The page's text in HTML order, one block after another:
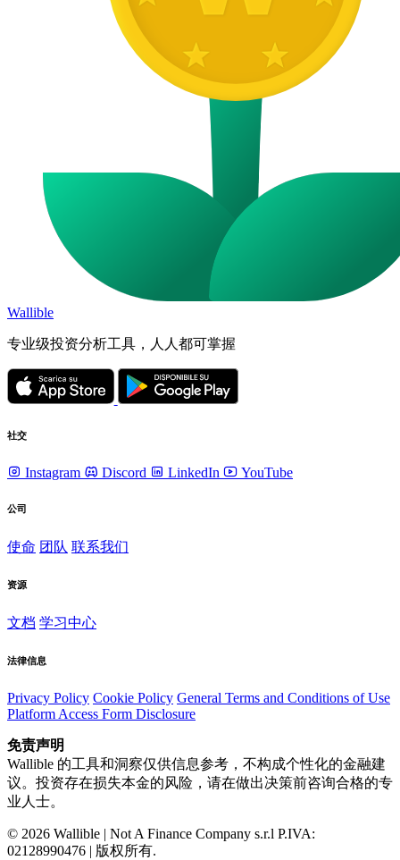
Wallible
专业级投资分析工具，人人都可掌握
社交
Instagram Discord LinkedIn YouTube
公司
使命 团队 联系我们
资源
文档 学习中心
法律信息
Privacy Policy Cookie Policy General Terms and Conditions of Use
Platform Access Form Disclosure
免责声明
Wallible 的工具和洞察仅供信息参考，不构成个性化的金融建
议。投资存在损失本金的风险，请在做出决策前咨询合格的专
业人士。
© 2026 Wallible | Not A Finance Company s.r.l P.IVA:
02128990476 | 版权所有.